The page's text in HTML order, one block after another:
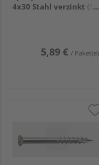
4x30 Stahl verzinkt (50
5,89 € / Paket(e)